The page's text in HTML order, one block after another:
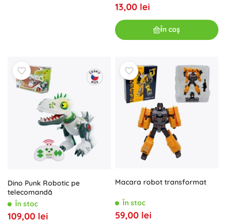
13,00 lei
În coș
Dino Punk Robotic pe
telecomandă
În stoc
109,00 lei
Macara robot transformat
În stoc
59,00 lei